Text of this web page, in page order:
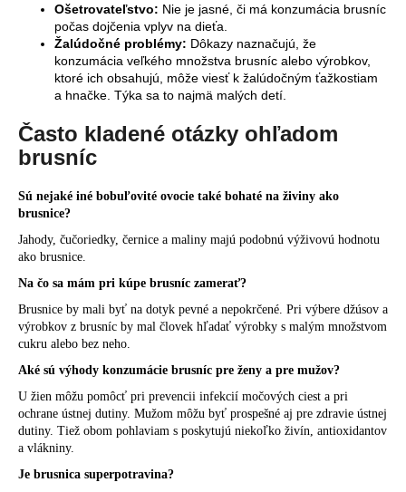
Ošetrovateľstvo: Nie je jasné, či má konzumácia brusníc
počas dojčenia vplyv na dieťa.
Žalúdočné problémy: Dôkazy naznačujú, že
konzumácia veľkého množstva brusníc alebo výrobkov,
ktoré ich obsahujú, môže viesť k žalúdočným ťažkostiam
a hnačke. Týka sa to najmä malých detí.
Často kladené otázky ohľadom
brusníc
Sú nejaké iné bobuľovité ovocie také bohaté na živiny ako
brusnice?
Jahody, čučoriedky, černice a maliny majú podobnú výživovú hodnotu
ako brusnice.
Na čo sa mám pri kúpe brusníc zamerať?
Brusnice by mali byť na dotyk pevné a nepokrčené. Pri výbere džúsov a
výrobkov z brusníc by mal človek hľadať výrobky s malým množstvom
cukru alebo bez neho.
Aké sú výhody konzumácie brusníc pre ženy a pre mužov?
U žien môžu pomôcť pri prevencii infekcií močových ciest a pri
ochrane ústnej dutiny. Mužom môžu byť prospešné aj pre zdravie ústnej
dutiny. Tiež obom pohlaviam s poskytujú niekoľko živín, antioxidantov
a vlákniny.
Je brusnica superpotravina?